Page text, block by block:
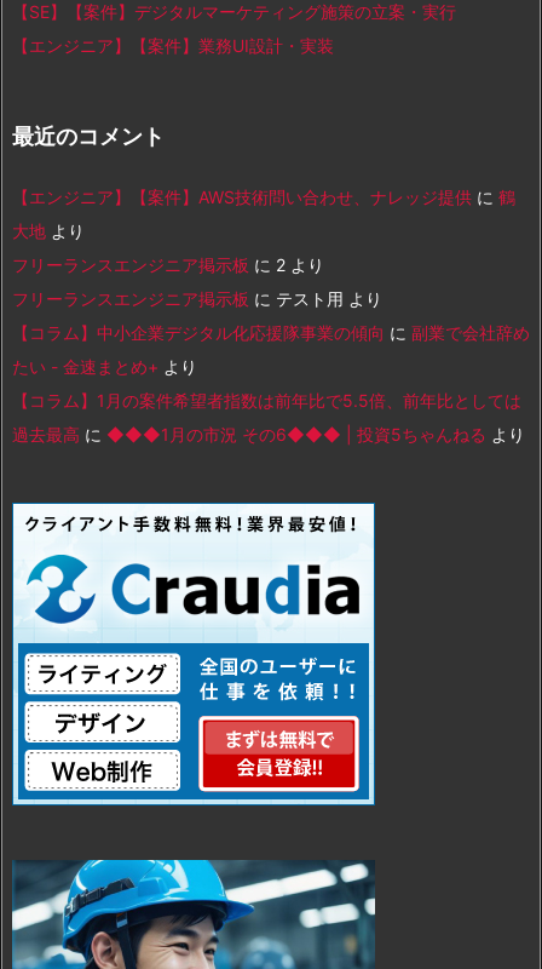
【SE】【案件】デジタルマーケティング施策の立案・実行
【エンジニア】【案件】業務UI設計・実装
最近のコメント
【エンジニア】【案件】AWS技術問い合わせ、ナレッジ提供 に 鶴
大地 より
フリーランスエンジニア掲示板 に 2 より
フリーランスエンジニア掲示板 に テスト用 より
【コラム】中小企業デジタル化応援隊事業の傾向 に 副業で会社辞め
たい - 金速まとめ+ より
【コラム】1月の案件希望者指数は前年比で5.5倍、前年比としては
過去最高 に ◆◆◆1月の市況 その6◆◆◆ | 投資5ちゃんねる より